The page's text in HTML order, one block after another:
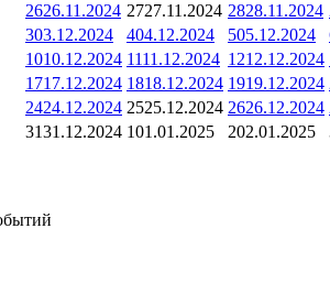
2626.11.2024 2727.11.2024 2828.11.2024
303.12.2024 404.12.2024 505.12.2024
1010.12.2024 1111.12.2024 1212.12.2024
1717.12.2024 1818.12.2024 1919.12.2024
2424.12.2024 2525.12.2024 2626.12.2024
3131.12.2024 101.01.2025 202.01.2025